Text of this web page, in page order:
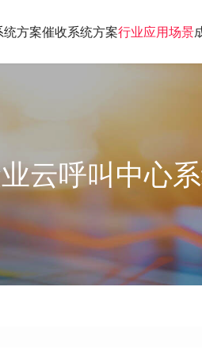
统方案催收系统方案行业应用场景
云呼叫中心